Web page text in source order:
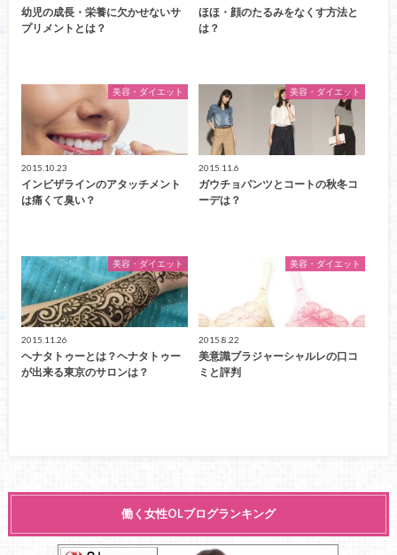
幼児の成長・栄養に欠かせないサ
プリメントとは？
ほほ・顔のたるみをなくす方法と
は？
美容・ダイエット
2015.10.23
インビザラインのアタッチメント
は痛くて臭い？
美容・ダイエット
2015.11.6
ガウチョパンツとコートの秋冬コ
ーデは？
美容・ダイエット
2015.11.26
ヘナタトゥーとは？ヘナタトゥー
が出来る東京のサロンは？
美容・ダイエット
2015.8.22
美意識ブラジャーシャルレの口コ
ミと評判
働く女性OLブログランキング